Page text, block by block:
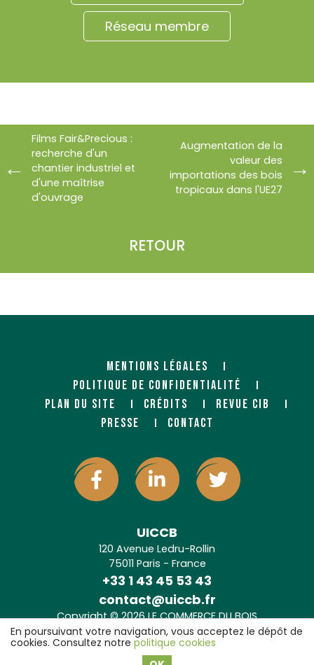
Réseau membre
Films Fair&Precious :
recherche d'un
chantier industriel et
d'une maîtrise
d'ouvrage
RETOUR
Augmentation de la
valeur des
importations des bois
tropicaux dans l'UE27
MENTIONS LÉGALES
POLITIQUE DE CONFIDENTIALITÉ
PLAN DU SITE
CRÉDITS
REVUE CIB
PRESSE
CONTACT
UICCB
120 Avenue Ledru-Rollin
75011 Paris - France
+33 1 43 45 53 43
contact@uiccb.fr
Copyright © 2026 LE COMMERCE DU BOIS
Agence web Paris: 6LAB
En poursuivant votre navigation, vous acceptez le dépôt de
cookies. Consultez notre politique cookies